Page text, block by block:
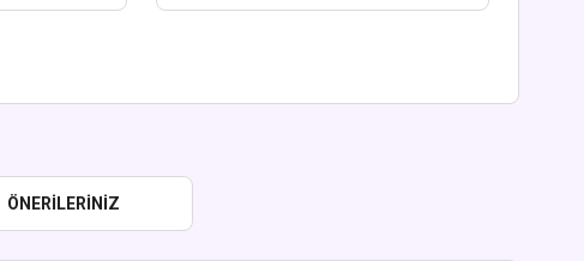
ÖNERILERINIZ